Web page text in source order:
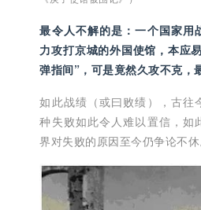
最令人不解的是：一个国家用
力攻打京城的外国使馆，本应
弹指间”，可是竟然久攻不克，
如此战绩（或曰败绩），古往
种失败如此令人难以置信，如
界对失败的原因至今仍争论不休